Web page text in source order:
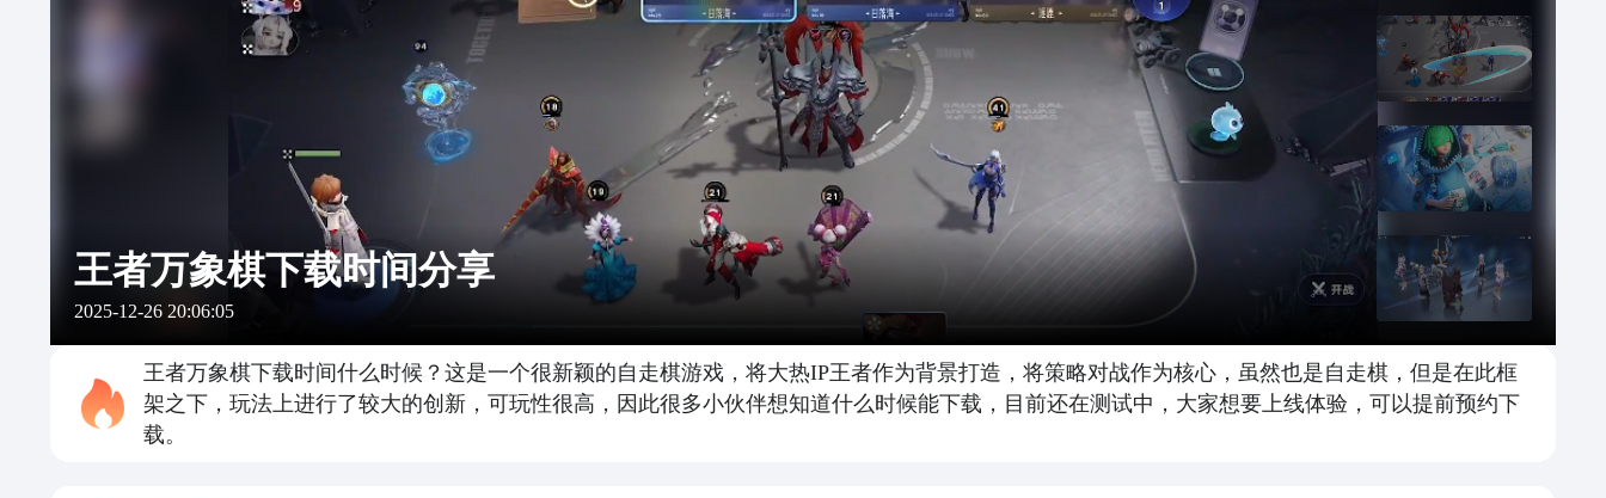
王者万象棋下载时间分享
2025-12-26 20:06:05
王者万象棋下载时间什么时候？这是一个很新颖的自走棋游戏，将大热IP王者作为背景打造，将策略对战作为核心，虽然也是自走棋，但是在此框
架之下，玩法上进行了较大的创新，可玩性很高，因此很多小伙伴想知道什么时候能下载，目前还在测试中，大家想要上线体验，可以提前预约下
载。